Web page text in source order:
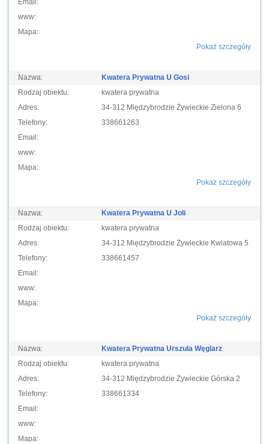
Email:
www:
Mapa:
Pokaż szczegóły
Nazwa:
Kwatera Prywatna U Gosi
Rodzaj obiektu:
kwatera prywatna
Adres:
34-312 Międzybrodzie Żywieckie Zielona 6
Telefony:
338661263
Email:
www:
Mapa:
Pokaż szczegóły
Nazwa:
Kwatera Prywatna U Joli
Rodzaj obiektu:
kwatera prywatna
Adres:
34-312 Międzybrodzie Żywieckie Kwiatowa 5
Telefony:
338661457
Email:
www:
Mapa:
Pokaż szczegóły
Nazwa:
Kwatera Prywatna Urszula Węglarz
Rodzaj obiektu:
kwatera prywatna
Adres:
34-312 Międzybrodzie Żywieckie Górska 2
Telefony:
338661334
Email:
www:
Mapa: